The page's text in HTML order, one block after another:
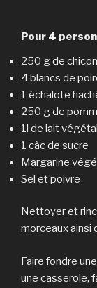
Pour 4
250 g de
4 blancs de
1 échalote
250 g de
1l de lait
1 càc de sucre
Margarine
Sel et poivre
Nettoyer et
morceaux ainsi
Faire fondre
une casserole,